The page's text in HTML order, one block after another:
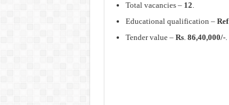
Total vacancies –12.
Educational qualification – Ref
Tender value – Rs. 86,40,000/-.